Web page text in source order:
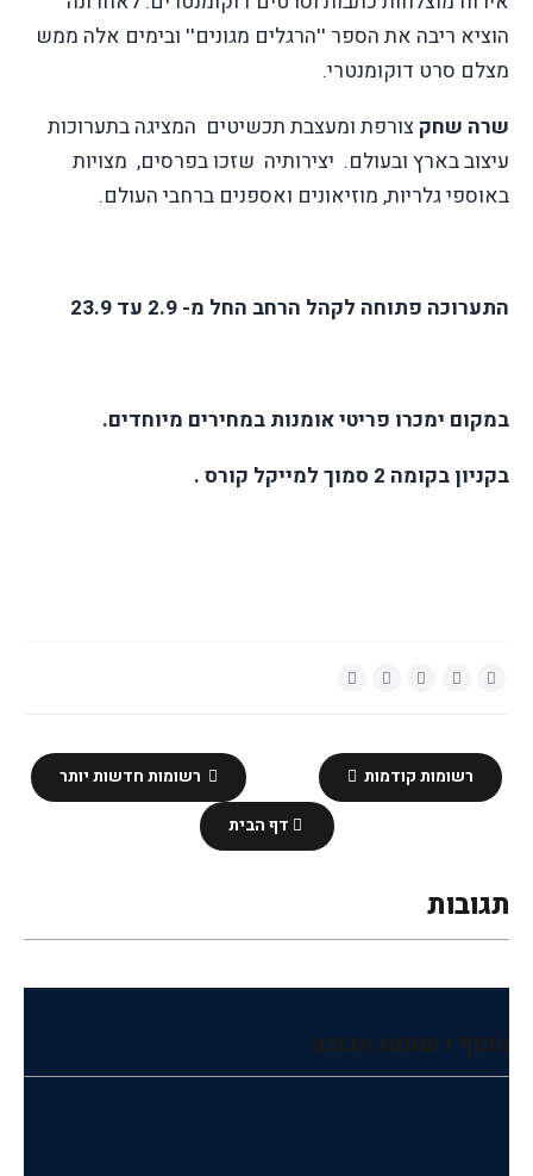
הוציא ריבה את הספר ''הרגלים מגונים'' ובימים אלה ממש
מצלם סרט דוקומנטרי.
שרה שחק צורפת ומעצבת תכשיטים המציגה בתערוכות
עיצוב בארץ ובעולם. יצירותיה שזכו בפרסים, מצויות
באוספי גלריות, מוזיאונים ואספנים ברחבי העולם.
התערוכה פתוחה לקהל הרחב החל מ- 2.9 עד 23.9
במקום ימכרו פריטי אומנות במחירים מיוחדים.
בקניון בקומה 2 סמוך למייקל קורס .
רשומות חדשות יותר רשומות קודמות
דף הבית
תגובות
הוסף רשומת תגובה